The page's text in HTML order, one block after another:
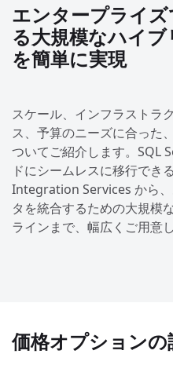
エンタープライ
る大規模なハイ
を簡単に実現
スケール、インフラストラ
ス、予算のニーズに合った
ついてご紹介します。SQL
ドにシームレスに移行でき
Integration Services から
タを統合するための大規模
ラインまで、幅広くご用意
価格オプションの